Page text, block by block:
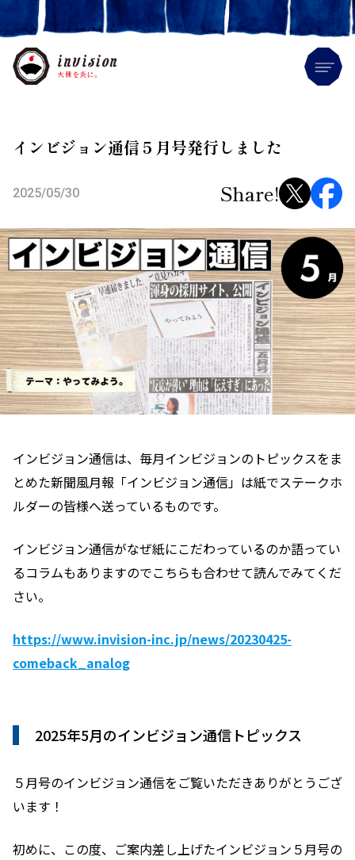
インビジョン通信５月号発行しました
2025/05/30 Share!
インビジョン通信は、毎月インビジョンのトピックスをま
とめた新聞風月報「インビジョン通信」は紙でステークホ
ルダーの皆様へ送っているものです。
インビジョン通信がなぜ紙にこだわっているのか語ってい
るコラムもありますのでこちらも合わせて読んでみてくだ
さい。
https://www.invision-inc.jp/news/20230425-
comeback_analog
2025年5月のインビジョン通信トピックス
５月号のインビジョン通信をご覧いただきありがとうござ
います！
初めに、この度、ご案内差し上げたインビジョン５月号の